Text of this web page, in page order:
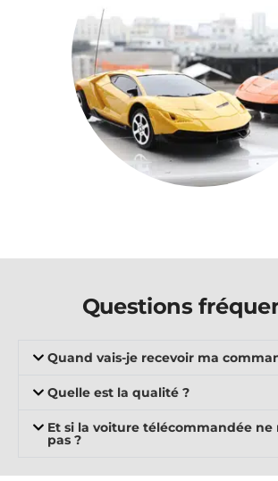
Questions
Quand vais-je recevoir ma
Quelle est la qualité ?
Et si la voiture télécommandée ne
pas ?